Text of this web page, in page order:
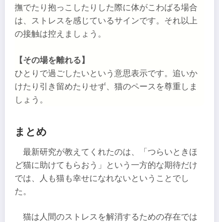
撫でたり抱っこしたりした際に体がこわばる場合
は、ストレスを感じているサインです。それ以上
の接触は控えましょう。
【その場を離れる】
ひとりで過ごしたいという意思表示です。追いか
けたり引き留めたりせず、猫のペースを尊重しま
しょう。
まとめ
最新研究が教えてくれたのは、「つらいときほ
ど猫に助けてもらおう」という一方的な期待だけ
では、人も猫も幸せになれないということでし
た。
猫は人間のストレスを解消するための存在では